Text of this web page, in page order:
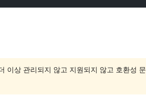
이상 관리되지 않고 지원되지 않고 호환성